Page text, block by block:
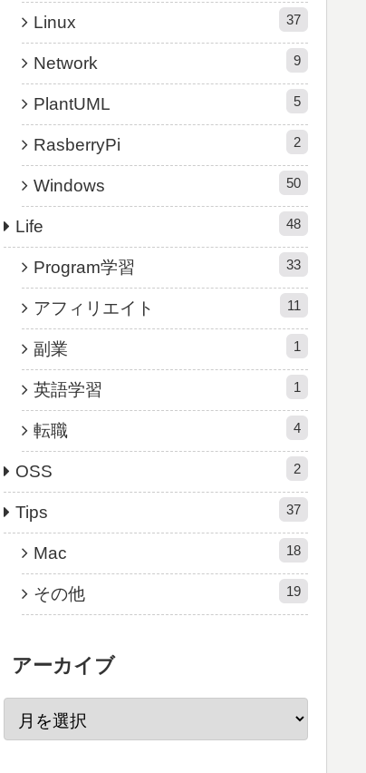
Linux 37
Network 9
PlantUML 5
RasberryPi 2
Windows 50
Life 48
Program学習 33
アフィリエイト 11
副業 1
英語学習 1
転職 4
OSS 2
Tips 37
Mac 18
その他 19
アーカイブ